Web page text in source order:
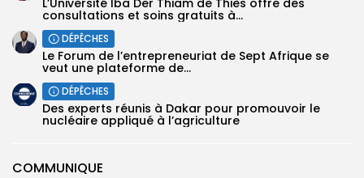
COMMUNIQUE
consultations et soins gratuits à...
DÉPÊCHES
Le Forum de l’entrepreneuriat de Sept Afrique se
veut une plateforme de...
DÉPÊCHES
Des experts réunis à Dakar pour promouvoir le
nucléaire appliqué à l’agriculture